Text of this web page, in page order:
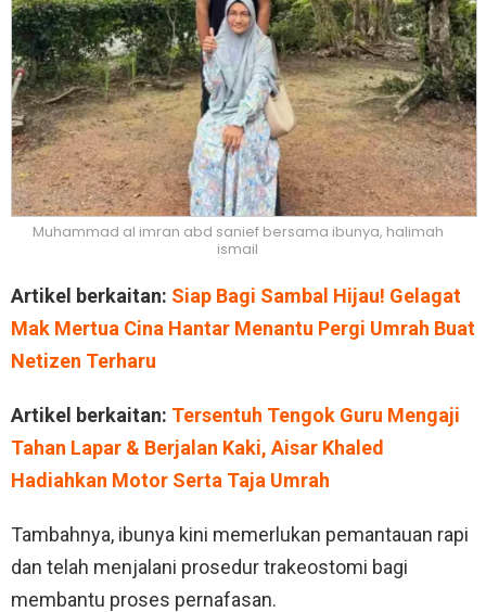
Muhammad al imran abd sanief bersama ibunya, halimah
ismail
Artikel berkaitan: Siap Bagi Sambal Hijau! Gelagat
Mak Mertua Cina Hantar Menantu Pergi Umrah Buat
Netizen Terharu
Artikel berkaitan: Tersentuh Tengok Guru Mengaji
Tahan Lapar & Berjalan Kaki, Aisar Khaled
Hadiahkan Motor Serta Taja Umrah
Tambahnya, ibunya kini memerlukan pemantauan rapi
dan telah menjalani prosedur trakeostomi bagi
membantu proses pernafasan.